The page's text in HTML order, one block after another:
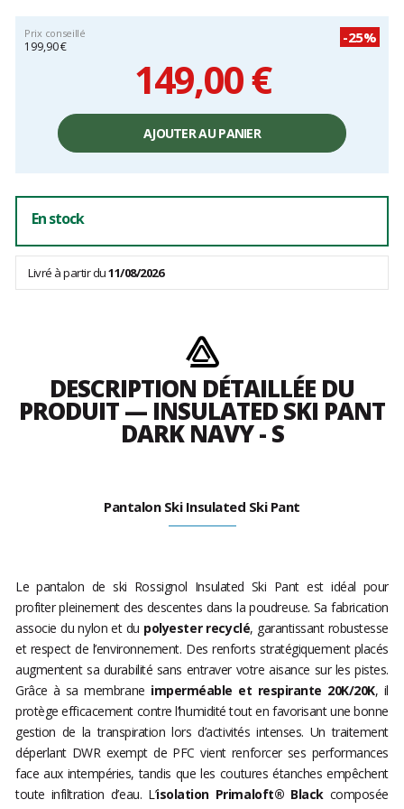
Prix conseillé
199,90 €
-25%
149,00 €
unitaire,
AJOUTER AU PANIER
En stock
Livré à partir du11/08/2026
DESCRIPTION DÉTAILLÉE DU
PRODUIT — INSULATED SKI PANT
DARK NAVY - S
Pantalon Ski Insulated Ski Pant
Le pantalon de ski Rossignol Insulated Ski Pant est idéal pour
profiter pleinement des descentes dans la poudreuse. Sa fabrication
associe du nylon et du polyester recyclé, garantissant robustesse
et respect de l’environnement. Des renforts stratégiquement placés
augmentent sa durabilité sans entraver votre aisance sur les pistes.
Grâce à sa membrane imperméable et respirante 20K/20K, il
protège efficacement contre l’humidité tout en favorisant une bonne
gestion de la transpiration lors d’activités intenses. Un traitement
déperlant DWR exempt de PFC vient renforcer ses performances
face aux intempéries, tandis que les coutures étanches empêchent
toute infiltration d’eau. L’isolation Primaloft® Blackcomposée